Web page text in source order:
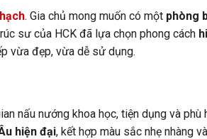
. Gia chủ mong muốn có một phòng
sư của HCK đã lựa chọn phong cách
vừa đẹp, vừa dễ sử dụng.
nấu nướng khoa học, tiện dụng và
hiện đại, kết hợp màu sắc nhẹ nhàng